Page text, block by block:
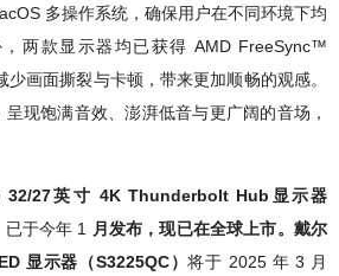
多操作系统，确保用户在不同环境下均
两款显示器均已获得 AMD FreeSync™
画面撕裂与卡顿，带来更加顺畅的观感。
现饱满音效、澎湃低音与更广阔的音场，
32/27英寸 4K Thunderbolt Hub显示器
已于今年 1 月发布，现已在全球上市。戴尔
显示器（S3225QC）将于 2025 年 3 月